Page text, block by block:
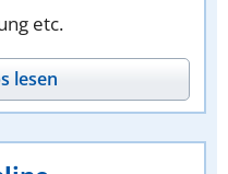
etc.
lesen